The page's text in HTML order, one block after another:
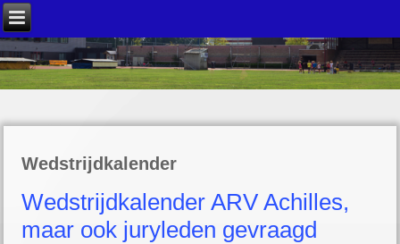
Wedstrijdkalender
Wedstrijdkalender ARV Achilles,
maar ook juryleden gevraagd